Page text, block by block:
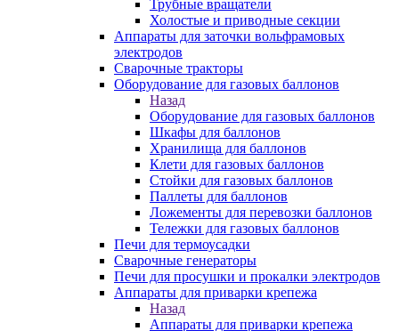
Трубные вращатели
Холостые и приводные секции
Аппараты для заточки вольфрамовых
электродов
Сварочные тракторы
Оборудование для газовых баллонов
Назад
Оборудование для газовых баллонов
Шкафы для баллонов
Хранилища для баллонов
Клети для газовых баллонов
Стойки для газовых баллонов
Паллеты для баллонов
Ложементы для перевозки баллонов
Тележки для газовых баллонов
Печи для термоусадки
Сварочные генераторы
Печи для просушки и прокалки электродов
Аппараты для приварки крепежа
Назад
Аппараты для приварки крепежа